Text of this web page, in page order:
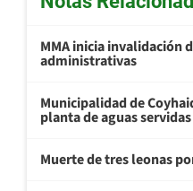
MMA inicia invalidación
administrativas
Municipalidad de
planta de aguas servidas
Muerte de tres leonas